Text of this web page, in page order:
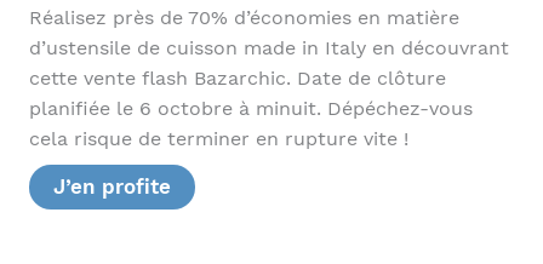
Réalisez près de 70% d’économies en matière
d’ustensile de cuisson made in Italy en découvrant
cette vente flash Bazarchic. Date de clôture
planifiée le 6 octobre à minuit. Dépéchez-vous
cela risque de terminer en rupture vite !
J’en profite